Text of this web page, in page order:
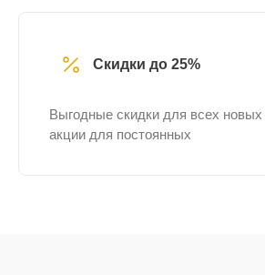
Скидки до 25%
Выгодные скидки для всех новых
акции для постоянных